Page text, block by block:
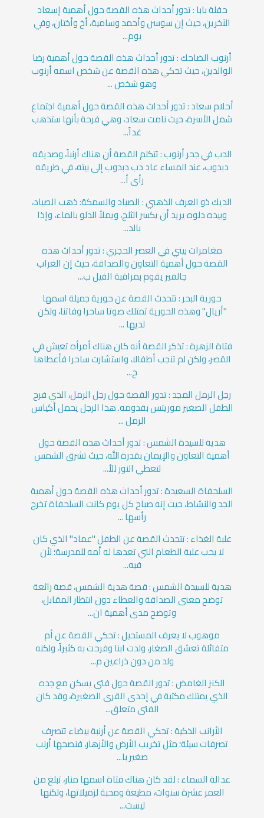
حفلة بابا : تدور أحداث هذه القصة حول أهمية إسعاد
الآخرين، حيث إن سوسن وأحمد وسامية، أخ وأختان، وفي
يوم...
أرنوب الضاحك : تدور أحداث هذه القصة حول أهمية رضا
الوالدين، حيث تحكي هذه القصة عن شخص اسمه أرنوب
وهو شخص ...
أحلام سعاد : تدور أحداث هذه القصة حول أهمية اجتماع
شمل الأسرة، حيث نامت سعاد، وهي فرحة بأنها ستذهب
غداً...
الدب في جحر أرنوب : تتكلم القصة أن هناك أرنباً، وصديقه
دبدوب، عند المساء عاد دب دبدوب إلى بيته، في طريقه
رأى أ...
الديك ذو العرف الذهبي : الصياد والسمكة: ذهب الصياد،
وبيده دلوه يريد أن يكسر الثلج، ويملأ الدلو بالماء، وإذا
بالد...
مغامرات بيني في العصر الحجري : تدور أحداث هذه
القصة حول أهمية التعاون والصداقة، حيث إن الغراب
جالفير يقوم بمراقبة الفيل ب...
حورية البحر : تتحدث القصة عن حورية جميلة اسمها
"أريال" وهذه الحورية تمتلك صوتا ساحرا وفاتنا، ولكن
لديها ...
فتاة الزهرة : تذكر القصة أنه كان هناك أمرأه تعيش في
القصر، ولكن لم تنجب أطفالا، واستشارت ساحرا فأعطاها
ح...
رجل الرمل المجد : تدور القصة حول رجل الرمل، الذي فرح
الطفل الصغير موريتس بقدومه. هذا الرجل يحمل أكياس
الرمل ...
هدية للسيدة الشمس : تدور أحداث هذه القصة حول
أهمية التعاون والإيمان بقدرة الله، حيث تشرق الشمس
لتعطي النور للأ...
السلحفاة السعيدة : تدور أحداث هذه القصة حول أهمية
الجد والنشاط، حيث إنه صباح كل يوم كانت السلحفاة تخرج
رأسها ...
علبة الغذاء : تتحدث القصة عن الطفل "عماد" الذي كان
لا يحب علبة الطعام التي تعدها له أمه للمدرسة؛ لأن
فيه...
هدية للسيدة الشمس : قصة هدية الشمس، قصة رائعة
توضح معنى الصداقة والعطاء دون انتظار المقابل،
وتوضح مدى أهمية ان...
موهوب لا يعرف المستحيل : تحكي القصة عن أم
متفائلة تعشق الصغار، ولدت ابنا وفرحت به كثيراً، ولكنه
ولد من دون ذراعين م...
الكنز الغامض : تدور القصة حول فتى يسكن مع جده
الذي يمتلك مكتبة في إحدى القرى الصغيرة، وقد كان
الفتى متعلق...
الأرانب الذكية : تحكي القصة عن أرنبة بيضاء تتصرف
تصرفات سيئة؛ مثل تخريب الأرض والأزهار، فنصحها أرنب
صغير با...
عدالة السماء : لقد كان هناك فتاة اسمها منار، تبلغ من
العمر عشرة سنوات، مطيعة ومحبة لزميلاتها، ولكنها
ليست...